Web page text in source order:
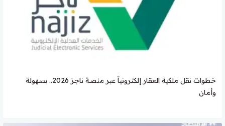
خطوات نقل ملكية العقار إلكترونياً عبر منصة ناجز 2026.. بسهولة
وأمان